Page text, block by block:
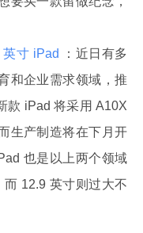
寸 iPad
：近日有多
和企业需求领域，推
款 iPad 将采用 A10X
生产制造将在下月开
也是以上两个领域
12.9 英寸则过大不